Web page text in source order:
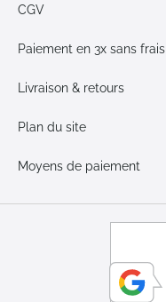
CGV
Paiement en 3x sans frais
Livraison & retours
Plan du site
Moyens de paiement